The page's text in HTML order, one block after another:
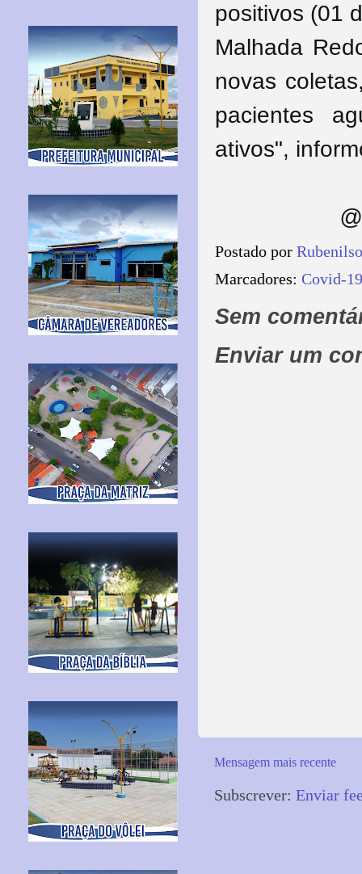
positivos (01
Malhada
novas
pacientes
ativos",
Postado por
Marcadores: Covid-
Sem
Enviar um
Mensagem mais recente
Subscrever: Enviar